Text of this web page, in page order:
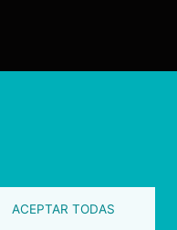
ACEPTAR TODAS